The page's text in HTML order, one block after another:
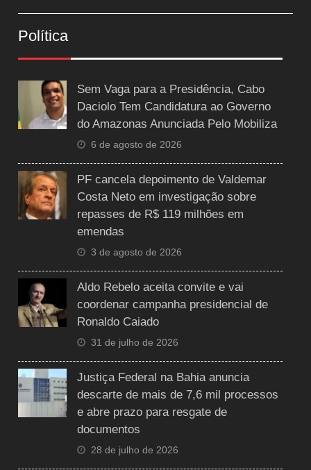
Política
Sem Vaga para a Presidência, Cabo
Daciolo Tem Candidatura ao Governo
do Amazonas Anunciada Pelo Mobiliza
6 de agosto de 2026
PF cancela depoimento de Valdemar
Costa Neto em investigação sobre
repasses de R$ 119 milhões em
emendas
3 de agosto de 2026
Aldo Rebelo aceita convite e vai
coordenar campanha presidencial de
Ronaldo Caiado
31 de julho de 2026
Justiça Federal na Bahia anuncia
descarte de mais de 7,6 mil processos
e abre prazo para resgate de
documentos
28 de julho de 2026